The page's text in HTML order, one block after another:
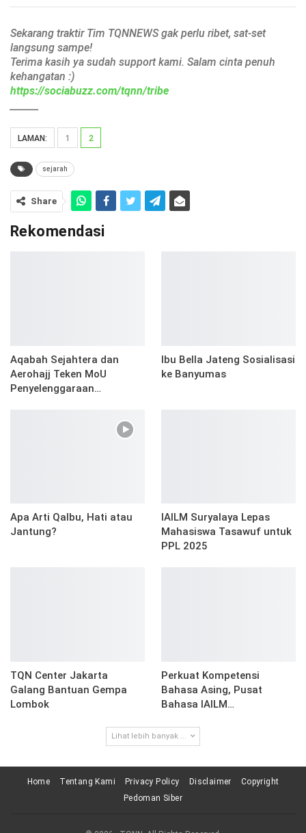
Sekarang traktir Tim TQNNEWS gak perlu ribet, sat-set
langsung sampe!
Terima kasih ya sudah support kami. Salam cinta penuh
kehangatan :)
https://sociabuzz.com/tqnn/tribe
LAMAN: 1 2
sejarah
Share
Rekomendasi
Aqabah Sejahtera dan
Aerohajj Teken MoU
Penyelenggaraan…
Ibu Bella Jateng Sosialisasi
ke Banyumas
Apa Arti Qalbu, Hati atau
Jantung?
IAILM Suryalaya Lepas
Mahasiswa Tasawuf untuk
PPL 2025
TQN Center Jakarta
Galang Bantuan Gempa
Lombok
Perkuat Kompetensi
Bahasa Asing, Pusat
Bahasa IAILM…
Lihat lebih banyak ...
Home Tentang Kami Privacy Policy Disclaimer
Copyright
Pedoman Siber